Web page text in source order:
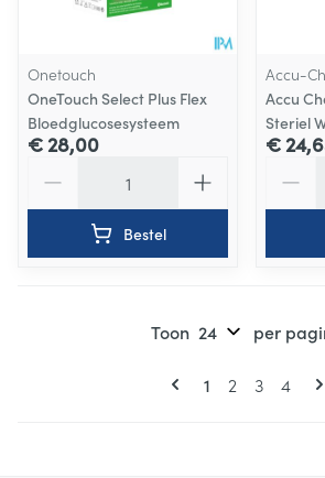
Onetouch
OneTouch Select Plus Flex
Bloedglucosesysteem
€ 28,00
Bestel
Accu-
Accu
Steriel
€
Pagina's
U lees
1 Pagina
2 Pagina
3 Pagina
4
Toon per